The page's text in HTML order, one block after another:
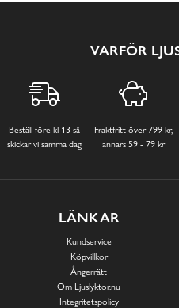
VARFÖR
Beställ före kl 13 så
skickar vi samma dag
Fraktfritt över 799 kr,
annars 59 - 79 kr
LÄNKAR
Kundservice
Köpvillkor
Ångerrätt
Om Ljuslyktor.nu
Integritetspolicy